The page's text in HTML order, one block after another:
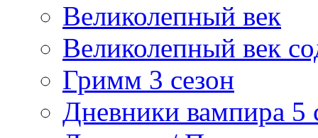
Великолепный век
Великолепный век
Гримм 3 сезон
Дневники вампира 5